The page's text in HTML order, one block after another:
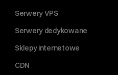
Serwery VPS
Serwery dedykowane
Sklepy internetowe
CDN